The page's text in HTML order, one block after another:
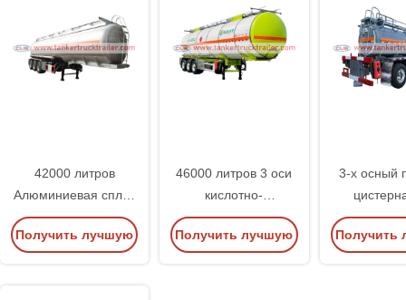
42000 литров
Алюминиевая сплав
Аммиак Вода
Химический бак
Получить лучшую
46000 литров 3 оси
кислотно-
химический бак
полуприцеп для
Получить лучшую
3-х осный
жидкости
Получить